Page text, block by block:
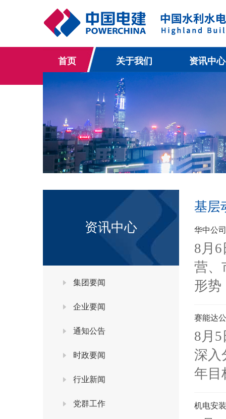
首页 关于我们 资讯中心
资讯中心
集团要闻
企业要闻
通知公告
时政要闻
行业新闻
党群工作
基层
华中公
8月
营、
形势
赛能达
8月
深入
年目
机电安